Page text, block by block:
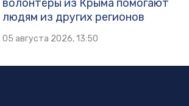
волонтёры из Крыма помогают
людям из других регионов
05 августа 2026, 13:50